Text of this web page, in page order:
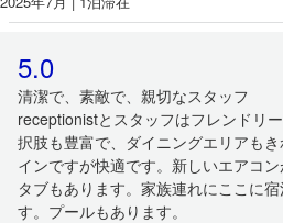
5.0
清潔で、素敵で、親切なスタッフ
receptionistとスタッフはフレンドリ
択肢も豊富で、ダイニングエリアも
インですが快適です。新しいエアコ
タブもあります。家族連れにここに
す。プールもあります。